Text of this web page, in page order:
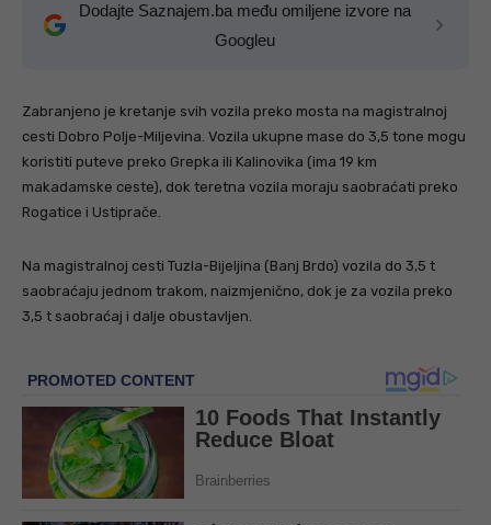
Dodajte Saznajem.ba među omiljene izvore na
Googleu
Zabranjeno je kretanje svih vozila preko mosta na magistralnoj
cesti Dobro Polje-Miljevina. Vozila ukupne mase do 3,5 tone mogu
koristiti puteve preko Grepka ili Kalinovika (ima 19 km
makadamske ceste), dok teretna vozila moraju saobraćati preko
Rogatice i Ustiprače.
Na magistralnoj cesti Tuzla-Bijeljina (Banj Brdo) vozila do 3,5 t
saobraćaju jednom trakom, naizmjenično, dok je za vozila preko
3,5 t saobraćaj i dalje obustavljen.